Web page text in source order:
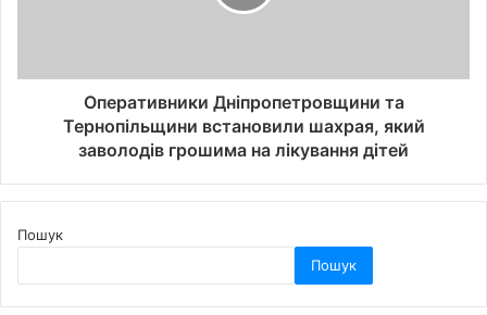
Оперативники Дніпропетровщини та
Тернопільщини встановили шахрая, який
заволодів грошима на лікування дітей
Пошук
Пошук